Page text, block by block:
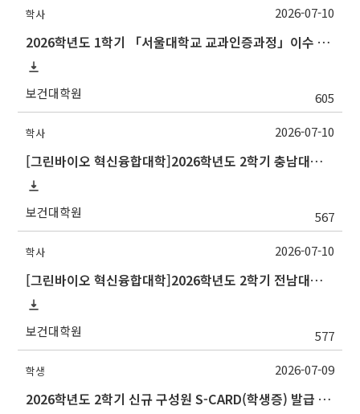
학사
2026학년도 1학기 「서울대학교 교과인증과정」이수 신청 안내
보건대학원 605
2026-07-10
학사
[그린바이오 혁신융합대학]2026학년도 2학기 충남대학교 교류 수학 안내
보건대학원 567
2026-07-10
학사
[그린바이오 혁신융합대학]2026학년도 2학기 전남대학교 교류 수학 안내
보건대학원 577
2026-07-10
학생
2026학년도 2학기 신규 구성원 S-CARD(학생증) 발급 안내
2026-07-09